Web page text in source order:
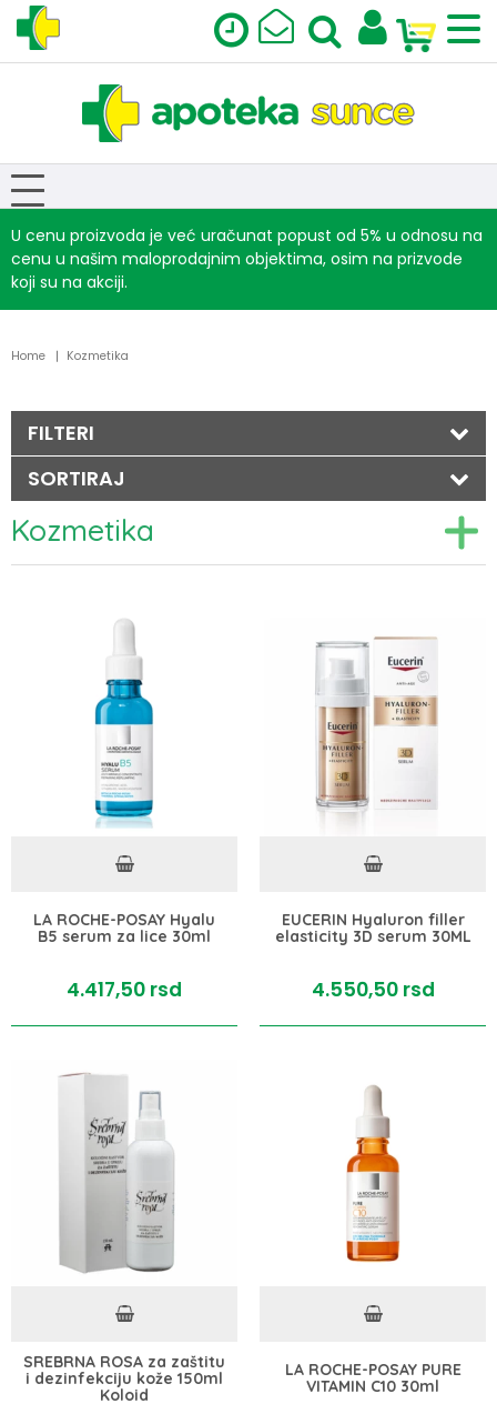
U cenu proizvoda je već uračunat popust od 5% u odnosu na
cenu u našim maloprodajnim objektima, osim na prizvode
koji su na akciji.
Home Kozmetika
FILTERI
SORTIRAJ
Kozmetika
LA ROCHE-POSAY Hyalu
B5 serum za lice 30ml
4.417,50 rsd
EUCERIN Hyaluron filler
elasticity 3D serum 30ML
4.550,50 rsd
SREBRNA ROSA za zaštitu
i dezinfekciju kože 150ml
Koloid
LA ROCHE-POSAY PURE
VITAMIN C10 30ml